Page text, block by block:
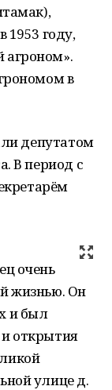
1953 году,
агроном».
в
депутатом
В период с
очень
жизнью. Он
и был
открытия
улице д.